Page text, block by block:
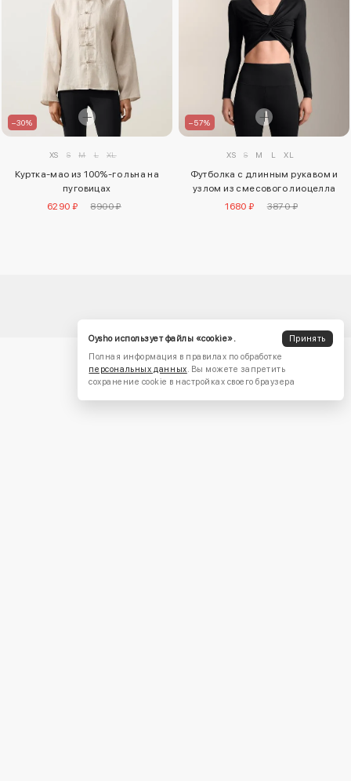
–30%
XS S M L XL
Куртка-мао из 100%-го льна на
пуговицах
6290 ₽
8900 ₽
–57%
XS S M L XL
Футболка с длинным рукавом и
узлом из смесового лиоцелла
1680 ₽
3870 ₽
Oysho использует файлы «cookie».
Принять
Полная информация в правилах по обработке
персональных данных. Вы можете запретить
сохранение cookie в настройках своего браузера